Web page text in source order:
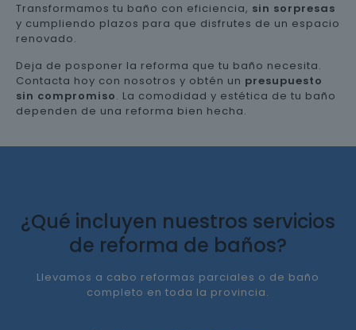
Transformamos tu baño con eficiencia, sin sorpresas
y cumpliendo plazos para que disfrutes de un espacio
renovado.
Deja de posponer la reforma que tu baño necesita.
Contacta hoy con nosotros y obtén un presupuesto
sin compromiso. La comodidad y estética de tu baño
dependen de una reforma bien hecha.
¿Qué incluyen nuestros servicios
de reforma de baños?
Llevamos a cabo reformas parciales o de baño
completo en toda la provincia.